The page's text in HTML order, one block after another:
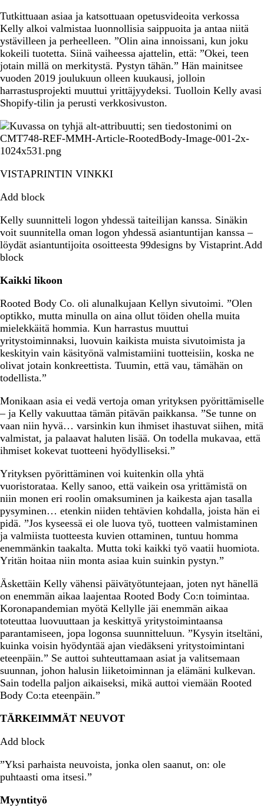
Tutkittuaan asiaa ja katsottuaan opetusvideoita verkossa
Kelly alkoi valmistaa luonnollisia saippuoita ja antaa niitä
ystävilleen ja perheelleen. ”Olin aina innoissani, kun joku
kokeili tuotetta. Siinä vaiheessa ajattelin, että: ”Okei, teen
jotain millä on merkitystä. Pystyn tähän.” Hän mainitsee
vuoden 2019 joulukuun olleen kuukausi, jolloin
harrastusprojekti muuttui yrittäjyydeksi. Tuolloin Kelly avasi
Shopify-tilin ja perusti verkkosivuston.
VISTAPRINTIN VINKKI
Add block
Kelly suunnitteli logon yhdessä taiteilijan kanssa. Sinäkin
voit suunnitella oman logon yhdessä asiantuntijan kanssa –
löydät asiantuntijoita osoitteesta 99designs by Vistaprint.Add
block
Kaikki likoon
Rooted Body Co. oli alunalkujaan Kellyn sivutoimi. ”Olen
optikko, mutta minulla on aina ollut töiden ohella muita
mielekkäitä hommia. Kun harrastus muuttui
yritystoiminnaksi, luovuin kaikista muista sivutoimista ja
keskityin vain käsityönä valmistamiini tuotteisiin, koska ne
olivat jotain konkreettista. Tuumin, että vau, tämähän on
todellista.”
Monikaan asia ei vedä vertoja oman yrityksen pyörittämiselle
– ja Kelly vakuuttaa tämän pitävän paikkansa. ”Se tunne on
vaan niin hyvä… varsinkin kun ihmiset ihastuvat siihen, mitä
valmistat, ja palaavat haluten lisää. On todella mukavaa, että
ihmiset kokevat tuotteeni hyödylliseksi.”
Yrityksen pyörittäminen voi kuitenkin olla yhtä
vuoristorataa. Kelly sanoo, että vaikein osa yrittämistä on
niin monen eri roolin omaksuminen ja kaikesta ajan tasalla
pysyminen… etenkin niiden tehtävien kohdalla, joista hän ei
pidä. ”Jos kyseessä ei ole luova työ, tuotteen valmistaminen
ja valmiista tuotteesta kuvien ottaminen, tuntuu homma
enemmänkin taakalta. Mutta toki kaikki työ vaatii huomiota.
Yritän hoitaa niin monta asiaa kuin suinkin pystyn.”
Äskettäin Kelly vähensi päivätyötuntejaan, joten nyt hänellä
on enemmän aikaa laajentaa Rooted Body Co:n toimintaa.
Koronapandemian myötä Kellylle jäi enemmän aikaa
toteuttaa luovuuttaan ja keskittyä yritystoimintaansa
parantamiseen, jopa logonsa suunnitteluun. ”Kysyin itseltäni,
kuinka voisin hyödyntää ajan viedäkseni yritystoimintani
eteenpäin.” Se auttoi suhteuttamaan asiat ja valitsemaan
suunnan, johon halusin liiketoiminnan ja elämäni kulkevan.
Sain todella paljon aikaiseksi, mikä auttoi viemään Rooted
Body Co:ta eteenpäin.”
TÄRKEIMMÄT NEUVOT
Add block
”Yksi parhaista neuvoista, jonka olen saanut, on: ole
puhtaasti oma itsesi.”
Myyntityö